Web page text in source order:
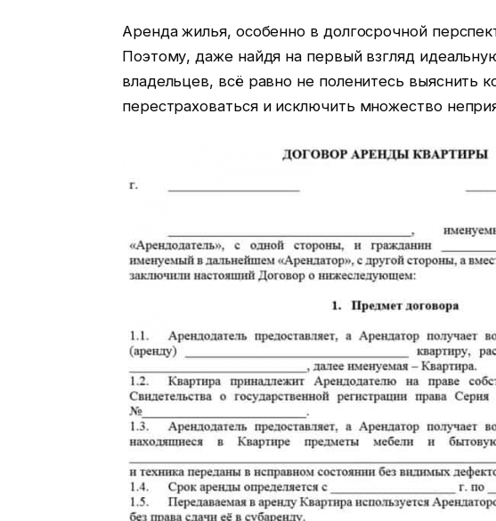
Аренда жилья, особенно в долгосрочной
Поэтому, даже найдя на первый взгляд
владельцев, всё равно не поленитесь выяснить
перестраховаться и исключить множество